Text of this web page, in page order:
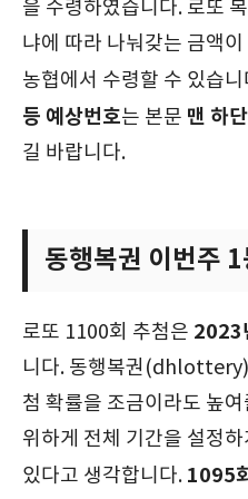
을 수령하였습니다. 로또
냐에 따라 나눠갖는 금액
농협에서 수령할 수 있습
등 예상번호는 본문 맨 하
길 바랍니다.
동행복권 이번주
로또 1100회 추첨은 2023
니다. 동행복권(dhlottery)
첨 확률을 조금이라도 높
위하게 전체 기간을 설정
있다고 생각합니다. 1095